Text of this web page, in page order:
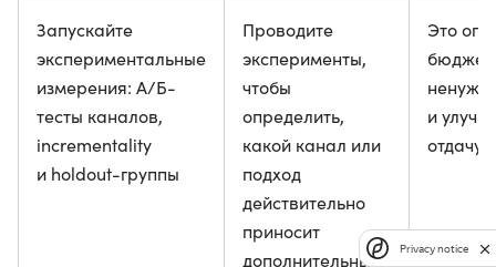
Запускайте
экспериментальные
измерения: A/Б-
тесты каналов,
incrementality
и holdout-группы
Проводите
эксперименты,
чтобы
определить,
какой канал или
подход
действительно
приносит
дополнительный
Это
и
отдачу
Privacy notice